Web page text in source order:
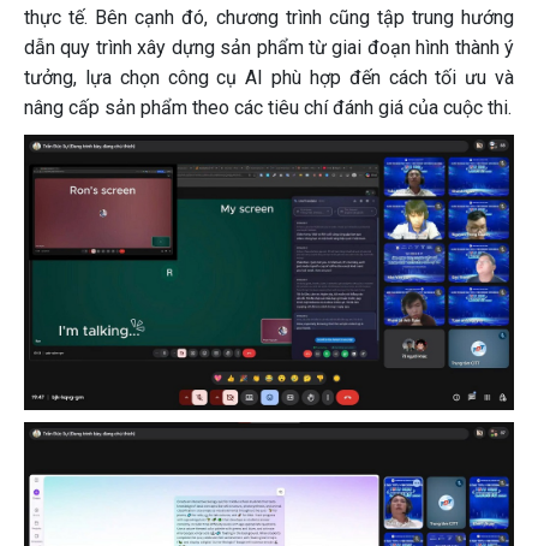
thực tế. Bên cạnh đó, chương trình cũng tập trung hướng
dẫn quy trình xây dựng sản phẩm từ giai đoạn hình thành ý
tưởng, lựa chọn công cụ AI phù hợp đến cách tối ưu và
nâng cấp sản phẩm theo các tiêu chí đánh giá của cuộc thi.